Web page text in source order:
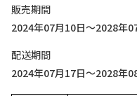
販売期間
2024年07月10日～2028年
配送期間
2024年07月17日～2028年